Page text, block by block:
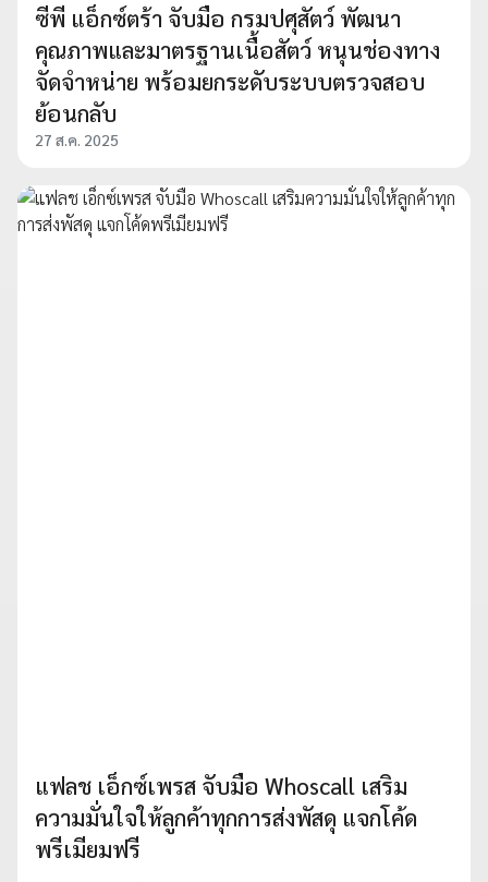
ซีพี แอ็กซ์ตร้า จับมือ กรมปศุสัตว์ พัฒนา
คุณภาพและมาตรฐานเนื้อสัตว์ หนุนช่องทาง
จัดจำหน่าย พร้อมยกระดับระบบตรวจสอบ
ย้อนกลับ
27 ส.ค. 2025
แฟลช เอ็กซ์เพรส จับมือ Whoscall เสริม
ความมั่นใจให้ลูกค้าทุกการส่งพัสดุ แจกโค้ด
พรีเมียมฟรี